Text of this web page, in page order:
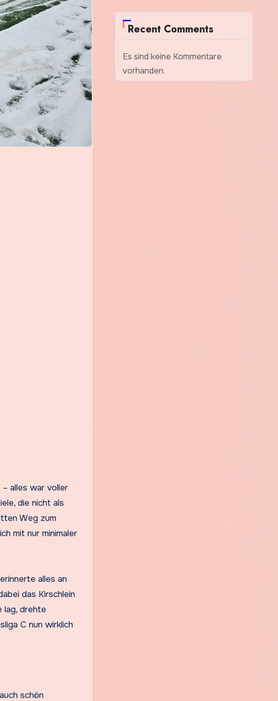
alles war voller
die nicht als
Weg zum
mit nur minimaler
alles an
das Kirschlein
lag, drehte
C nun wirklich
schön
Recent Comments
Es sind keine Kommentare
vorhanden.